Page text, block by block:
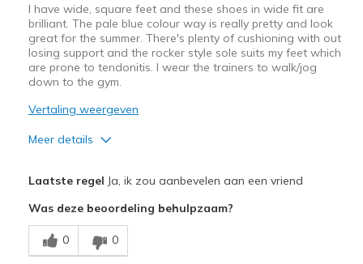
I have wide, square feet and these shoes in wide fit are
brilliant. The pale blue colour way is really pretty and look
great for the summer. There's plenty of cushioning with out
losing support and the rocker style sole suits my feet which
are prone to tendonitis. I wear the trainers to walk/jog
down to the gym.
Vertaling weergeven
Meer details
Sizing
Feels true to size
Laatste regel Ja, ik zou aanbevelen aan een vriend
Was deze beoordeling behulpzaam?
0 0